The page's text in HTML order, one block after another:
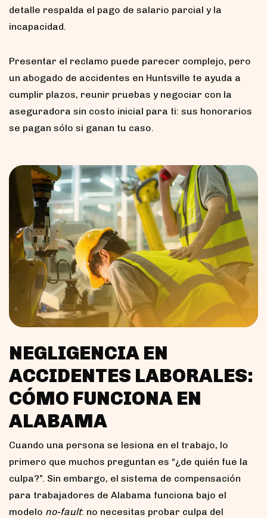
detalle respalda el pago de salario parcial y la
incapacidad.
Presentar el reclamo puede parecer complejo, pero
un abogado de accidentes en Huntsville te ayuda a
cumplir plazos, reunir pruebas y negociar con la
aseguradora sin costo inicial para ti: sus honorarios
se pagan sólo si ganan tu caso.
NEGLIGENCIA EN
ACCIDENTES LABORALES:
CÓMO FUNCIONA EN
ALABAMA
Cuando una persona se lesiona en el trabajo, lo
primero que muchos preguntan es “¿de quién fue la
culpa?”. Sin embargo, el sistema de compensación
para trabajadores de Alabama funciona bajo el
modelo no-fault: no necesitas probar culpa del